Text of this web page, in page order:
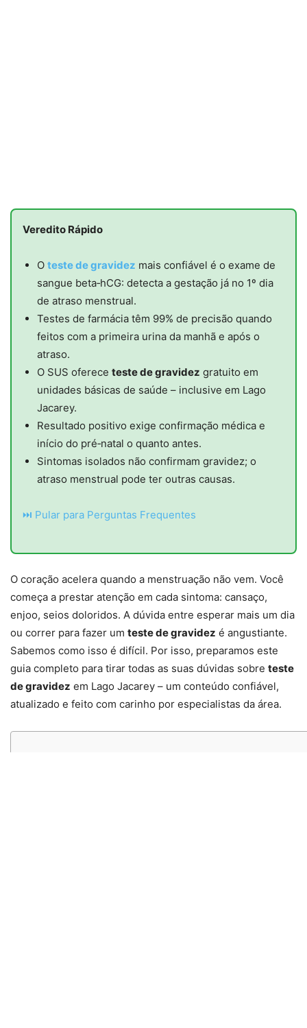
Veredito Rápido
O teste de gravidez mais confiável é o exame de
sangue beta‑hCG: detecta a gestação já no 1º dia
de atraso menstrual.
Testes de farmácia têm 99% de precisão quando
feitos com a primeira urina da manhã e após o
atraso.
O SUS oferece teste de gravidez gratuito em
unidades básicas de saúde – inclusive em Lago
Jacarey.
Resultado positivo exige confirmação médica e
início do pré‑natal o quanto antes.
Sintomas isolados não confirmam gravidez; o
atraso menstrual pode ter outras causas.
⏭ Pular para Perguntas Frequentes
O coração acelera quando a menstruação não vem. Você
começa a prestar atenção em cada sintoma: cansaço,
enjoo, seios doloridos. A dúvida entre esperar mais um dia
ou correr para fazer um teste de gravidez é angustiante.
Sabemos como isso é difícil. Por isso, preparamos este
guia completo para tirar todas as suas dúvidas sobre teste
de gravidez em Lago Jacarey – um conteúdo confiável,
atualizado e feito com carinho por especialistas da área.